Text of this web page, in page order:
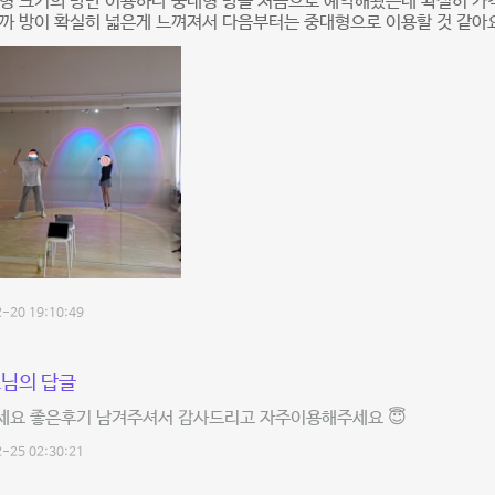
방이 확실히 넓은게 느껴져서 다음부터는 중대형으로 이용할 것 같아
20 19:10:49
의 답글
요 좋은후기 남겨주셔서 감사드리고 자주이용해주세요 😇
25 02:30:21